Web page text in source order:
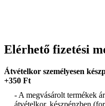
Elérhető fizetési
Átvételkor személyesen
+350 Ft
- A megvásárolt termékek
átvételkor, készpénzben